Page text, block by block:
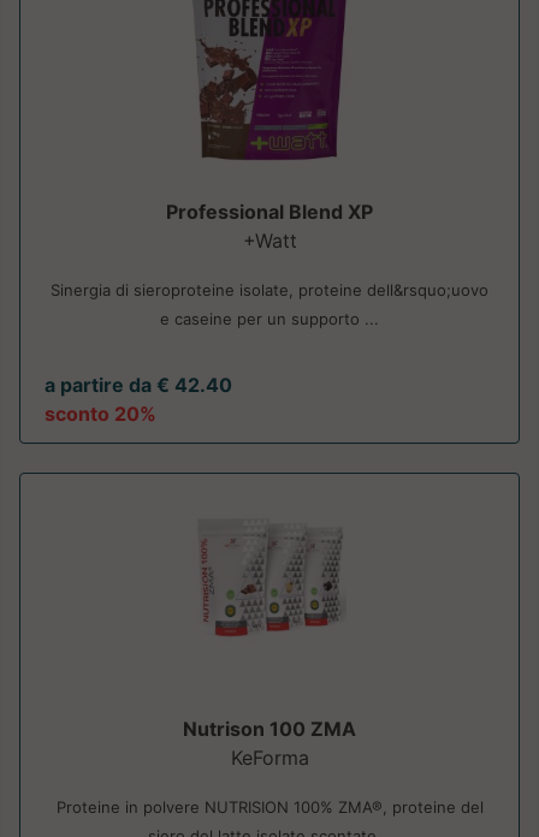
Professional Blend XP
+Watt
Sinergia di sieroproteine isolate, proteine dell&rsquo;uovo
e caseine per un supporto ...
a partire da € 42.40
sconto 20%
Nutrison 100 ZMA
KeForma
Proteine in polvere NUTRISION 100% ZMA®, proteine del